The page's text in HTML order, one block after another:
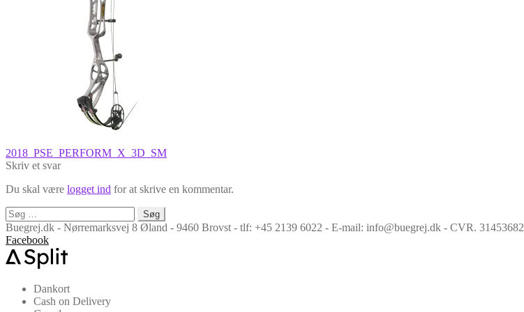
Indlægsnavigation
Forrige
indlæg:
2018_PSE_PERFORM_X_3D_SM
Skriv et svar
Du skal være logget ind for at skrive en kommentar.
Søg
efter:
Buegrej.dk - Nørremarksvej 8 Øland - 9460 Brovst - tlf: +45 2139 6022 - E-mail: info@buegrej.dk - CVR. 31453682
Facebook
Dankort
Cash on Delivery